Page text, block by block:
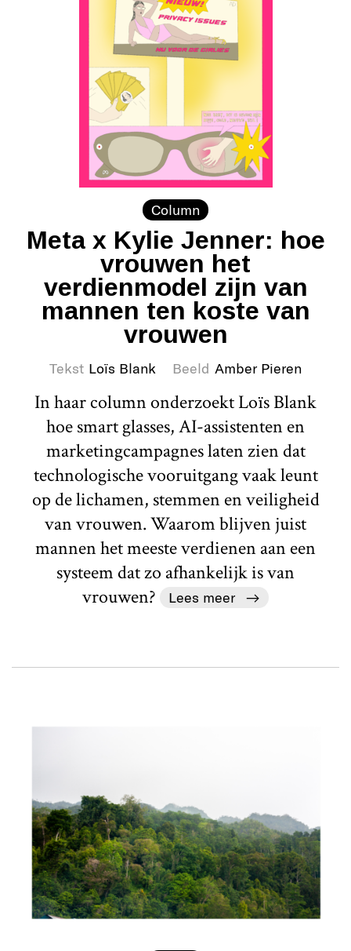
Column
Meta x Kylie Jenner: hoe
vrouwen het
verdienmodel zijn van
mannen ten koste van
vrouwen
Tekst Loïs Blank Beeld Amber Pieren
In haar column onderzoekt Loïs Blank
hoe smart glasses, AI-assistenten en
marketingcampagnes laten zien dat
technologische vooruitgang vaak leunt
op de lichamen, stemmen en veiligheid
van vrouwen. Waarom blijven juist
mannen het meeste verdienen aan een
systeem dat zo afhankelijk is van
vrouwen?
Lees meer